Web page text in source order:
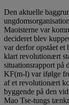
Den aktuelle
Maoisterne var
decideret blev
var derfor opstået et
klart revolutionært
situationsrapport på
KF(m-l) var ifølge
af et revolutionært
byggende på den
Mao Tse-tungs